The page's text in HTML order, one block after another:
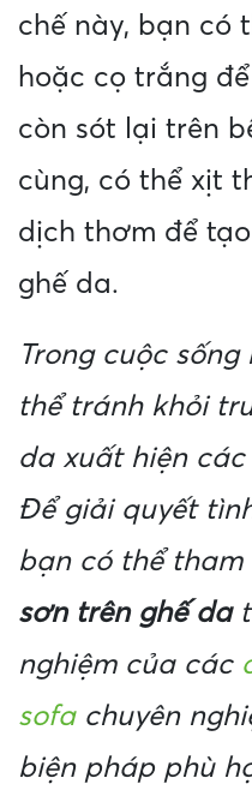
chế này, bạn có
hoặc cọ trắng
còn sót lại trên
cùng, có thể xịt
dịch thơm để
ghế da.
Trong cuộc
thể tránh khỏi
da xuất hiện
Để giải quyết
bạn có thể tham
sơn trên ghế da
nghiệm của các
sofachuyên
biện pháp phù